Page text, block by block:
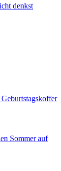
denkst
Sommer auf